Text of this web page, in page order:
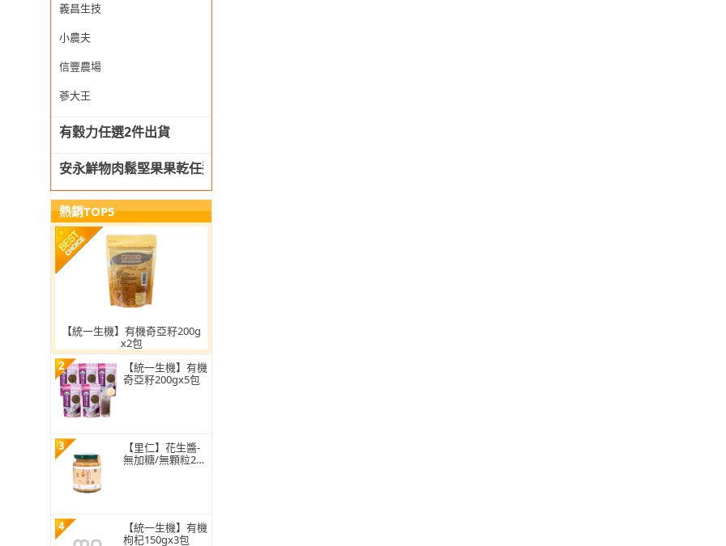
義昌生技
小農夫
信豐農場
蔘大王
有穀力任選2件出貨
安永鮮物肉鬆堅果果乾任選，滿490免運
熱銷TOP5
【統一生機】有機奇亞籽200g
x2包
2
【統一生機】有機
奇亞籽200gx5包
3
【里仁】花生醬-
無加糖/無顆粒290
4
【統一生機】有機
枸杞150gx3包